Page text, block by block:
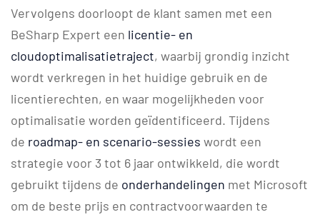
Vervolgens doorloopt de klant samen met een
BeSharp Expert een licentie- en
cloudoptimalisatietraject, waarbij grondig inzicht
wordt verkregen in het huidige gebruik en de
licentierechten, en waar mogelijkheden voor
optimalisatie worden geïdentificeerd. Tijdens
de roadmap- en scenario-sessies wordt een
strategie voor 3 tot 6 jaar ontwikkeld, die wordt
gebruikt tijdens de onderhandelingen met Microsoft
om de beste prijs en contractvoorwaarden te